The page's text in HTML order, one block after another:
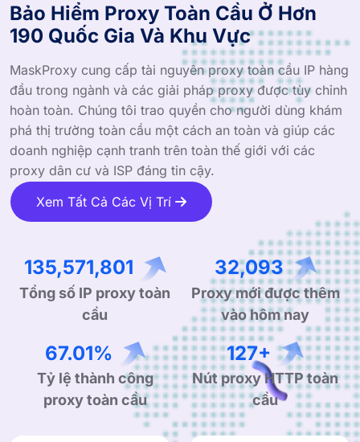
Bảo Hiểm Proxy Toàn Cầu Ở Hơn
190 Quốc Gia Và Khu Vực
MaskProxy cung cấp tài nguyên proxy toàn cầu IP hàng
đầu trong ngành và các giải pháp proxy được tùy chỉnh
hoàn toàn. Chúng tôi trao quyền cho người dùng khám
phá thị trường toàn cầu một cách an toàn và giúp các
doanh nghiệp cạnh tranh trên toàn thế giới với các
proxy dân cư và ISP đáng tin cậy.
Xem Tất Cả Các Vị Trí
200,719,672
Tổng số IP proxy toàn
cầu
47,516
Proxy mới được thêm
vào hôm nay
99.90%
Tỷ lệ thành công
proxy toàn cầu
190+
Nút proxy HTTP toàn
cầu